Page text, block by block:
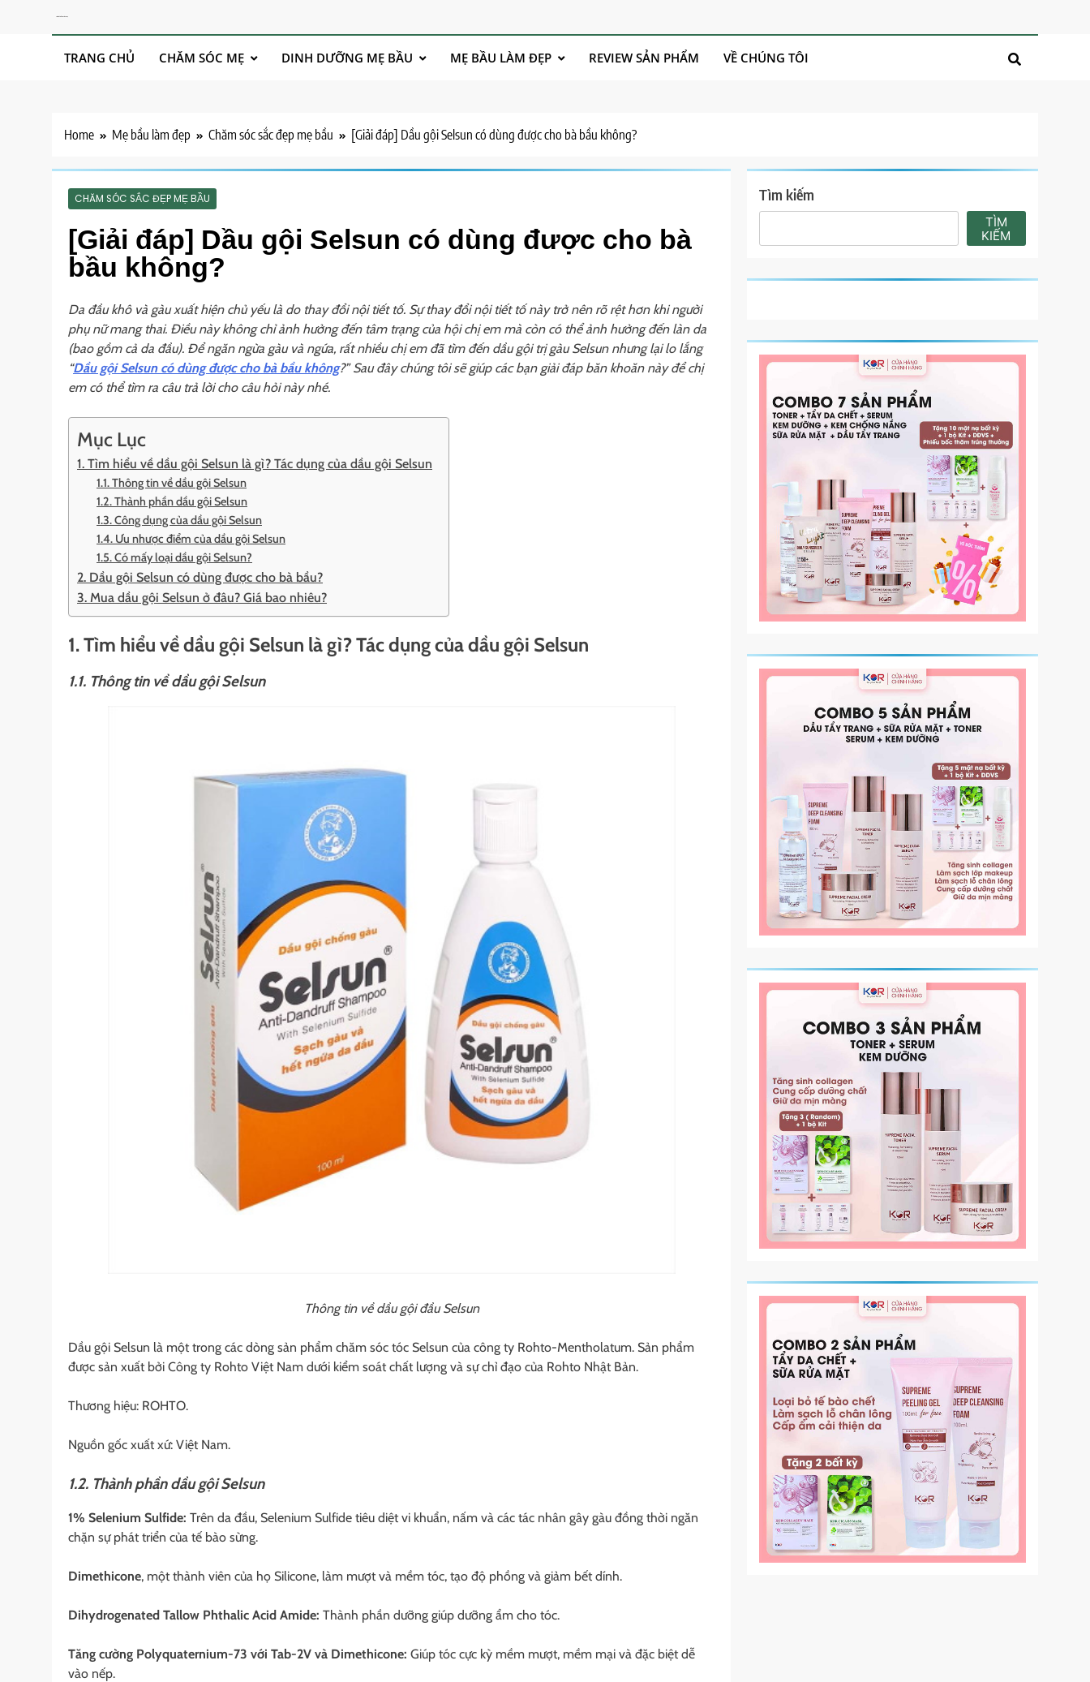
TRANG CHỦ CHĂM SÓC MẸ DINH DƯỠNG MẸ BẦU MẸ BẦU LÀM ĐẸP REVIEW SẢN PHẨM VỀ CHÚNG TÔI
Home Mẹ bầu làm đẹp Chăm sóc sắc đẹp mẹ bầu [Giải đáp] Dầu gội Selsun có dùng được cho bà bầu không?
CHĂM SÓC SẮC ĐẸP MẸ BẦU
[Giải đáp] Dầu gội Selsun có dùng được cho bà
bầu không?
Da đầu khô và gàu xuất hiện chủ yếu là do thay đổi nội tiết tố. Sự thay đổi nội tiết tố này trở nên rõ rệt hơn khi người
phụ nữ mang thai. Điều này không chỉ ảnh hưởng đến tâm trạng của hội chị em mà còn có thể ảnh hưởng đến làn da
(bao gồm cả da đầu). Để ngăn ngừa gàu và ngứa, rất nhiều chị em đã tìm đến dầu gội trị gàu Selsun nhưng lại lo lắng
“Dầu gội Selsun có dùng được cho bà bầu không?” Sau đây chúng tôi sẽ giúp các bạn giải đáp băn khoăn này để chị
em có thể tìm ra câu trả lời cho câu hỏi này nhé.
Mục Lục
1. Tìm hiểu về dầu gội Selsun là gì? Tác dụng của dầu gội Selsun
1.1. Thông tin về dầu gội Selsun
1.2. Thành phần dầu gội Selsun
1.3. Công dụng của dầu gội Selsun
1.4. Ưu nhược điểm của dầu gội Selsun
1.5. Có mấy loại dầu gội Selsun?
2. Dầu gội Selsun có dùng được cho bà bầu?
3. Mua dầu gội Selsun ở đâu? Giá bao nhiêu?
1. Tìm hiểu về dầu gội Selsun là gì? Tác dụng của dầu gội Selsun
1.1. Thông tin về dầu gội Selsun
Thông tin về dầu gội đầu Selsun
Dầu gội Selsun là một trong các dòng sản phẩm chăm sóc tóc Selsun của công ty Rohto-Mentholatum. Sản phẩm
được sản xuất bởi Công ty Rohto Việt Nam dưới kiểm soát chất lượng và sự chỉ đạo của Rohto Nhật Bản.
Thương hiệu: ROHTO.
Nguồn gốc xuất xứ: Việt Nam.
1.2. Thành phần dầu gội Selsun
1% Selenium Sulfide: Trên da đầu, Selenium Sulfide tiêu diệt vi khuẩn, nấm và các tác nhân gây gàu đồng thời ngăn
chặn sự phát triển của tế bào sừng.
Dimethicone, một thành viên của họ Silicone, làm mượt và mềm tóc, tạo độ phồng và giảm bết dính.
Dihydrogenated Tallow Phthalic Acid Amide: Thành phần dưỡng giúp dưỡng ẩm cho tóc.
Tăng cường Polyquaternium-73 với Tab-2V và Dimethicone: Giúp tóc cực kỳ mềm mượt, mềm mại và đặc biệt dễ
vào nếp.
Tìm kiếm
TÌM
KIẾM